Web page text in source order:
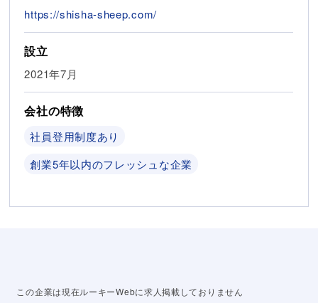
https://shisha-sheep.com/
設立
2021年7月
会社の特徴
社員登用制度あり
創業5年以内のフレッシュな企業
この企業は現在ルーキーWebに求人掲載しておりません